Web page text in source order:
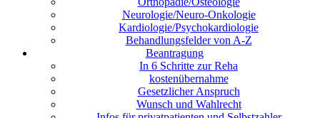
Neurologie/Neuro-Onkologie
Kardiologie/Psychokardiologie
Behandlungsfelder von A-Z
Beantragung
In 6 Schritte zur Reha
kostenübernahme
Gesetzlicher Anspruch
Wunsch und Wahlrecht